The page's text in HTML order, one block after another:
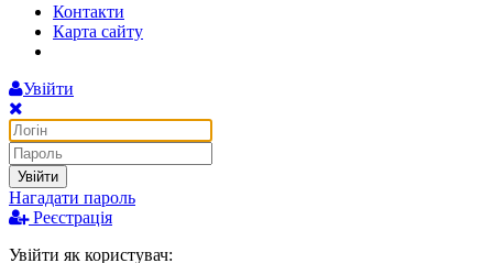
Контакти
Карта сайту
Увійти
Увійти
Нагадати пароль
Реєстрація
Увійти як користувач: